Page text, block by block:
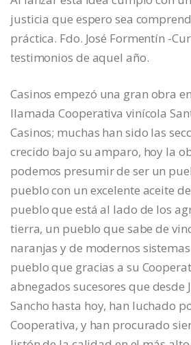
justicia que espero sea
práctica. Fdo. José Formentín -
testimonios de aquel año.
Casinos empezó una gran obra
llamada Cooperativa vinícola
Casinos; muchas han sido las
crecido bajo su amparo, hoy la
podemos presumir de ser un
pueblo con un excelente aceite
pueblo que está al lado de los
tierra, un pueblo que sabe de
naranjas y de modernos
pueblo que gracias a su
abnegados sucesores que desde
Sancho hasta hoy, han luchado
Cooperativa, y han procurado